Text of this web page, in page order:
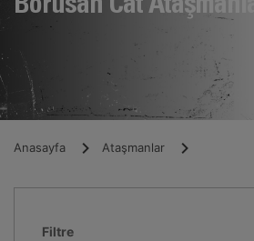
Anasayfa Ataşmanlar
Filtre